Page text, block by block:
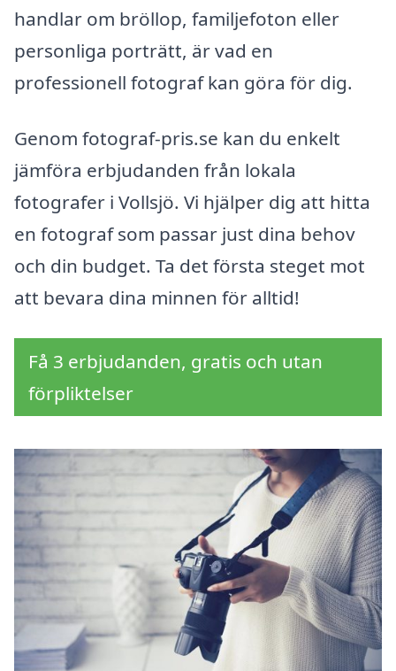
handlar om bröllop, familjefoton eller
personliga porträtt, är vad en
professionell fotograf kan göra för dig.
Genom fotograf-pris.se kan du enkelt
jämföra erbjudanden från lokala
fotografer i Vollsjö. Vi hjälper dig att hitta
en fotograf som passar just dina behov
och din budget. Ta det första steget mot
att bevara dina minnen för alltid!
Få 3 erbjudanden, gratis och utan
förpliktelser